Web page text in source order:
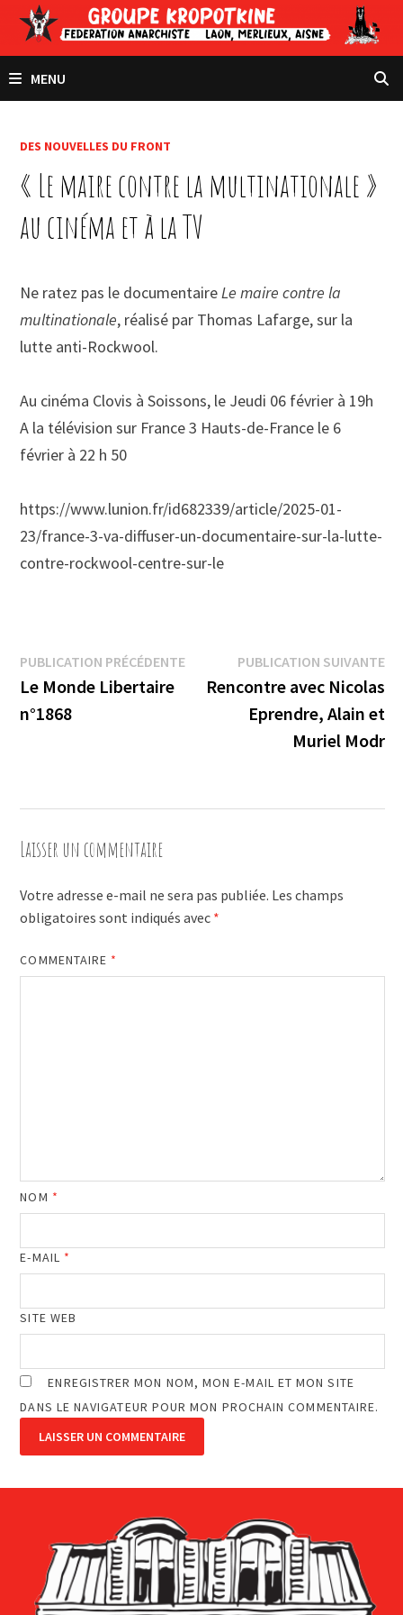
Passer
contenu
MENU
DES NOUVELLES DU FRONT
« Le maire contre la multinationale »
au cinéma et à la TV
Ne ratez pas le documentaireLe maire contre la
multinationale, réalisé par Thomas Lafarge, sur la
lutte anti-Rockwool.
Au cinéma Clovis à Soissons, le Jeudi 06 février à 19h
A la télévision sur France 3 Hauts-de-France le 6
février à 22 h 50
https://www.lunion.fr/id682339/article/2025-01-
23/france-3-va-diffuser-un-documentaire-sur-la-lutte-
contre-rockwool-centre-sur-le
Navigation
de
l’article
PUBLICATION PRÉCÉDENTEPublication
précédente :
Le Monde Libertaire
n°1868
PUBLICATION SUIVANTE
Rencontre avec Nicolas
Eprendre, Alain et
Muriel Modr
Laisser un commentaire
Votre adresse e-mail ne sera pas publiée. Les champs
obligatoires sont indiqués avec *
COMMENTAIRE *
NOM *
E-MAIL *
SITE WEB
ENREGISTRER MON NOM, MON E-MAIL ET MON SITE
DANS LE NAVIGATEUR POUR MON PROCHAIN COMMENTAIRE.